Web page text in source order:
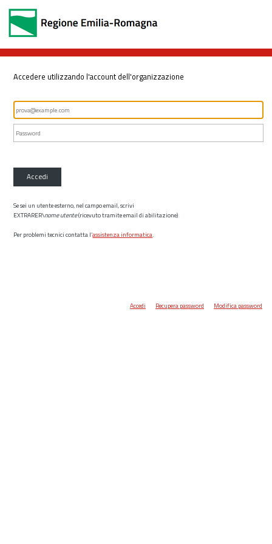
Accedere utilizzando l'account dell'organizzazione
Accedi
Se sei un utente esterno, nel campo email, scrivi
EXTRARER\nome utente(ricevuto tramite email di abilitazione)
Per problemi tecnici contatta l’assistenza informatica.
Accedi Recupera password Modifica password